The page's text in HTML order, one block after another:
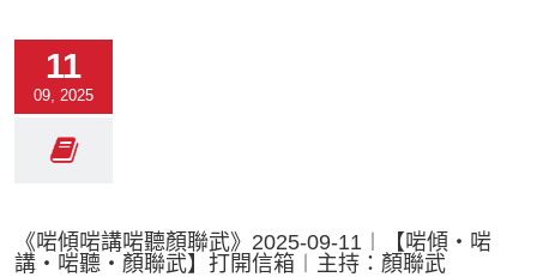
11
09, 2025
《啱傾啱講啱聽顏聯武》2025-09-11︱【啱傾‧啱
講‧啱聽‧顏聯武】打開信箱︱主持：顏聯武